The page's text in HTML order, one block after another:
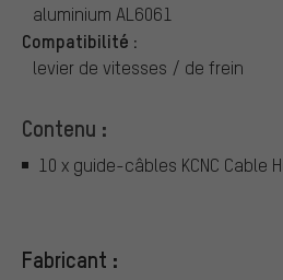
aluminium AL6061
Compatibilité :
levier de vitesses / de frein
Contenu :
10 x guide-câbles KCNC Cable
Fabricant :